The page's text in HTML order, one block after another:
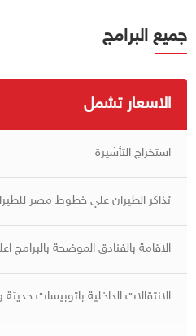
جميع البرامج
الاسعار تشمل
استخراج التأشيرة
تذاكر الطيران علي خطوط مصر
الاقامة بالفنادق الموضحة بالبرامج
الانتقالات الداخلية باتوبيسات